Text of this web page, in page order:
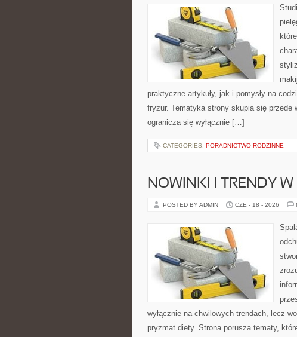
praktyczne artykuły, jak i pomysły na
fryzur. Tematyka strony skupia się
ogranicza się wyłącznie […]
CATEGORIES: PORADNICTWO RODZINNE
NOWINKI I TRENDY
POSTED BY ADMIN CZE - 18 - 2026
wyłącznie na chwilowych trendach, lecz
pryzmat diety. Strona porusza tematy,